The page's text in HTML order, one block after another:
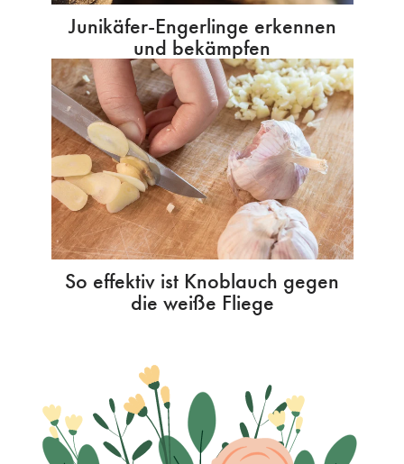
Junikäfer-Engerlinge erkennen
und bekämpfen
So effektiv ist Knoblauch gegen
die weiße Fliege